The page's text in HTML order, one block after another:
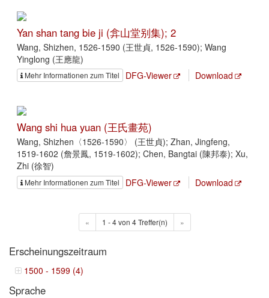
Yan shan tang bie ji (弇山堂别集); 2
Wang, Shizhen, 1526-1590 (王世貞, 1526-1590); Wang
Yinglong (王應龍)
Mehr Informationen zum Titel DFG-Viewer Download
Wang shi hua yuan (王氏畫苑)
Wang, Shizhen〈1526-1590〉 (王世貞); Zhan, Jingfeng,
1519-1602 (詹景鳳, 1519-1602); Chen, Bangtai (陳邦泰); Xu,
Zhi (徐智)
Mehr Informationen zum Titel DFG-Viewer Download
« 1 - 4 von 4 Treffer(n) »
Erscheinungszeitraum
1500 - 1599 (4)
Sprache